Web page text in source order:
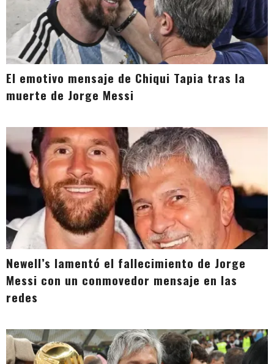
El emotivo mensaje de Chiqui Tapia tras la
muerte de Jorge Messi
Newell’s lamentó el fallecimiento de Jorge
Messi con un conmovedor mensaje en las
redes